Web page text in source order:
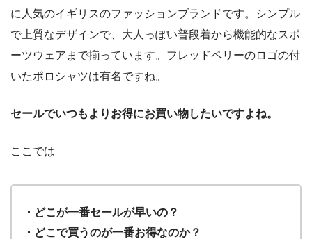
に人気のイギリスのファッションブランドです。シンプル
で上質なデザインで、大人っぽい普段着から機能的なスポ
ーツウェアまで揃っています。フレッドペリーのロゴの付
いたポロシャツは有名ですね。
セールでいつもよりお得にお買い物したいですよね。
ここでは
・どこが一番セールが早いの？
・どこで買うのが一番お得なのか？